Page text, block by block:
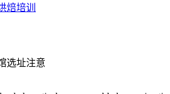
焙培训
选址注意